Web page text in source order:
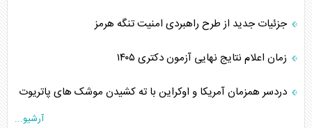
جزئیات جدید از طرح راهبردی امنیت تنگه هرمز
زمان اعلام نتایج نهایی آزمون دکتری ۱۴۰۵
دردسر همزمان آمریکا و اوکراین با ته کشیدن موشک های پاتریوت
آرشیو...